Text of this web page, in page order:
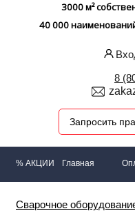
3000 м²
40 000
8
Запросить
% АКЦИИ Главная
Сварочное